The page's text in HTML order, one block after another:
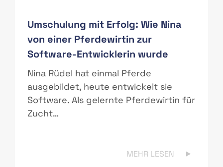
Umschulung mit Erfolg: Wie Nina
von einer Pferdewirtin zur
Software-Entwicklerin wurde
Nina Rüdel hat einmal Pferde
ausgebildet, heute entwickelt sie
Software. Als gelernte Pferdewirtin für
Zucht…
MEHR LESEN